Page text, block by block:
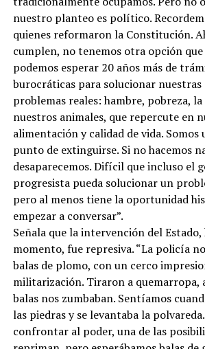
nuestro planteo es político.
quienes reformaron la Constitución.
cumplen, no tenemos otra opción
podemos esperar 20 años más de
burocráticas para solucionar nuestras
problemas reales: hambre, pobreza,
nuestros animales, que repercute en
alimentación y calidad de vida. Somos
punto de extinguirse. Si no hacemos
desaparecemos. Difícil que incluso el
progresista pueda solucionar un
pero al menos tiene la oportunidad
empezar a conversar”.
Señala que la intervención del Estado,
momento, fue represiva. “La policía
balas de plomo, con un cerco
militarización. Tiraron a quemarropa,
balas nos zumbaban. Sentíamos
las piedras y se levantaba la polvareda.
confrontar al poder, una de las